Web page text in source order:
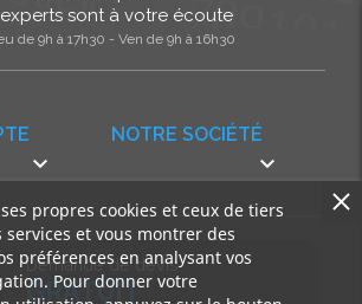
NOTRE SOCIÉTÉ


sont à votre écoute
de 9h à 17h30 - Ven de 9h à 16h30
Demande de devis
GRATUIT
propres cookies et ceux de tiers
et vous montrer des
préférences en analysant vos
Pour donner votre